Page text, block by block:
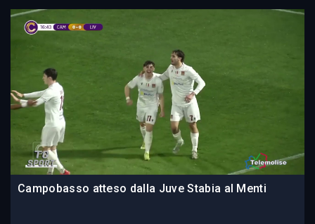
Campobasso atteso dalla Juve Stabia al Menti